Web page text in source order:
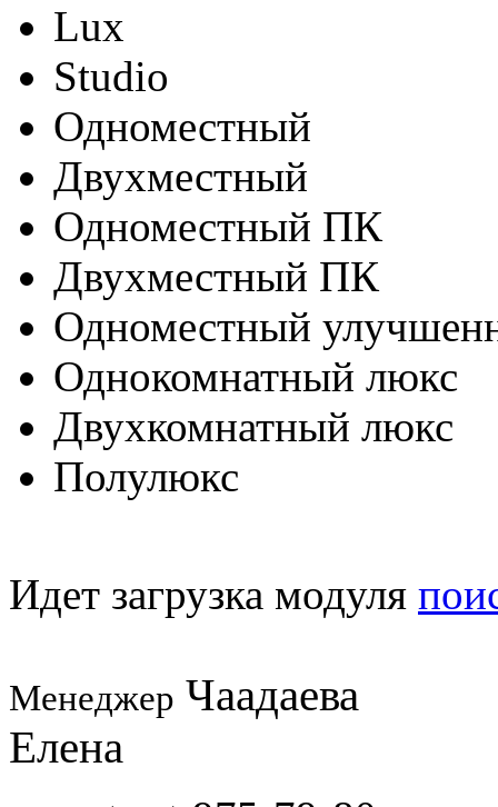
Lux
Studio
Одноместный
Двухместный
Одноместный ПК
Двухместный ПК
Одноместный
Однокомнатный люкс
Двухкомнатный люкс
Полулюкс
Идет загрузка модуля
Менеджер Чаадаева
Елена